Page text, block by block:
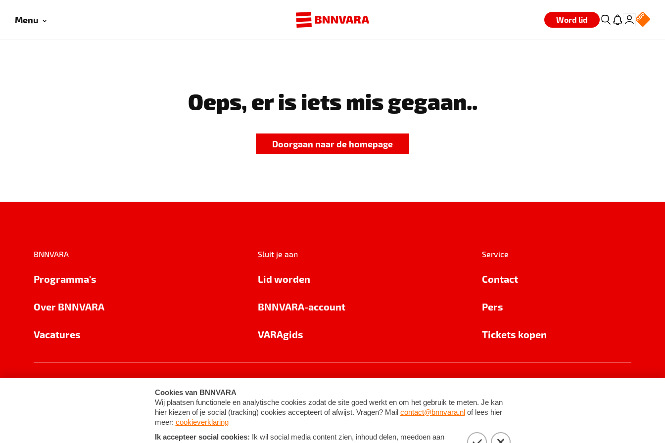
Menu Word lid
Oeps, er is iets mis gegaan..
Doorgaan naar de homepage
BNNVARA
Programma's
Over BNNVARA
Vacatures
Sluit je aan
Lid worden
BNNVARA-account
VARAgids
Service
Contact
Pers
Tickets kopen
Cookie-instellingen Algemene voorwaarden ©2026BNNVARA